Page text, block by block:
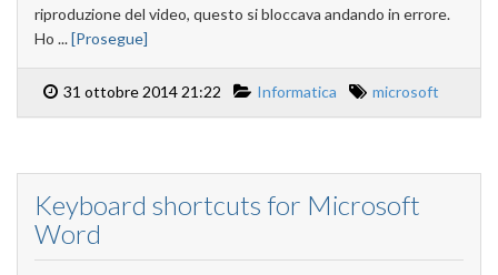
riproduzione del video, questo si bloccava andando in errore.
Ho ...[Prosegue]
31 ottobre 2014 21:22 Informatica microsoft
Keyboard shortcuts for Microsoft
Word